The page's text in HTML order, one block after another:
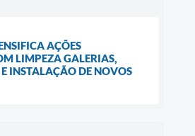
AÇÕES
LIMPEZA GALERIAS,
INSTALAÇÃO DE NOVOS